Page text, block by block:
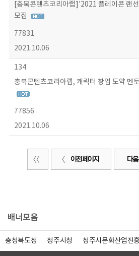
[충북콘텐츠코리아랩]'2021 플레이콘 랜
모집
77831
2021.10.06
134
충북콘텐츠코리아랩, 캐릭터 창업 도약 멘
77856
2021.10.06
이전 페이지 다음
배너모음
충청북도청 청주시청 청주시문화산업진